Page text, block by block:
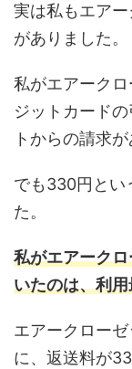
実は私もエア
がありました。
私がエアーク
ジットカード
トからの請求
でも330円とい
た。
私がエアーク
いたのは、利
エアークロー
に、返送料が